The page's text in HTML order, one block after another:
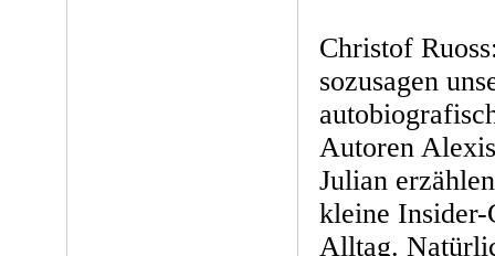
Christof
sozusagen
Autoren
Julian
kleine Insider-
Alltag.